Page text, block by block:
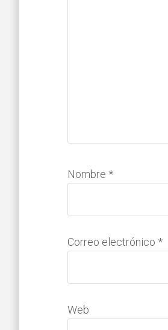
Nombre *
Correo electrónico *
Web